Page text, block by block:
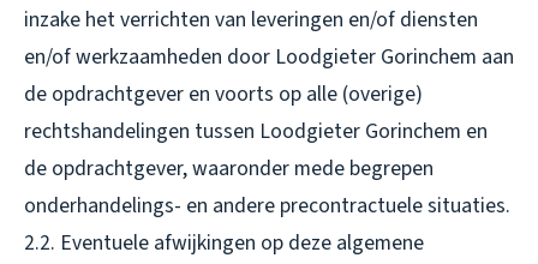
inzake het verrichten van leveringen en/of diensten
en/of werkzaamheden door Loodgieter Gorinchem aan
de opdrachtgever en voorts op alle (overige)
rechtshandelingen tussen Loodgieter Gorinchem en
de opdrachtgever, waaronder mede begrepen
onderhandelings- en andere precontractuele situaties.
2.2. Eventuele afwijkingen op deze algemene